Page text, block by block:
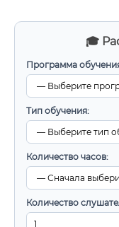
🎓
Программа
Тип обучения:
Количество часов:
Количество